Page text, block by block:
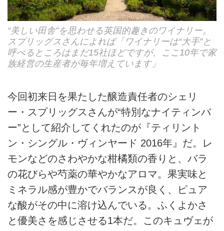
“美しい田舎”を思わせる英国的趣きのワイナリー。
スプリッグスさんによれば「ワイナリーは“大手”と
呼べるところはまだ15社ほどですが、ここ10年で家
族経営の生産者が毎年増えています」
今回初来日を果たした醸造責任者のシェリ
ー・スプリッグスさんが“特別なナイティンバ
ー”として紹介してくれたのが『ティリント
ン・シングル・ヴィンヤード 2016年』だ。レ
モンなどのさわやかな柑橘類の香りと、バラ
の花びらや芍薬の華やかなアロマ。果実味と
ミネラル感が豊かでバランスが良く、ピュア
な酸がその中に溶け込んでいる。ふくよかさ
と優美さを感じさせる1本だ。このキュヴェが